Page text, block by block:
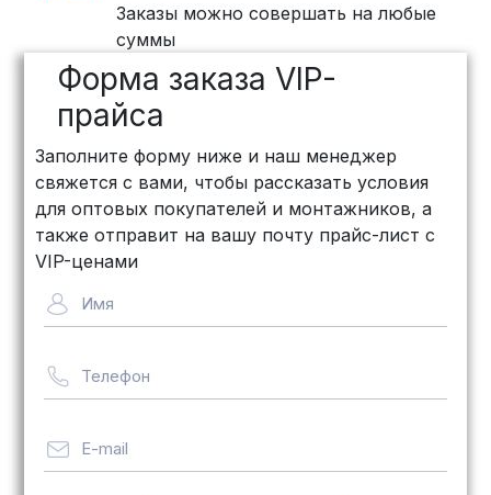
ПЭК: Сроки доставки — от 3 до 10
дней, стоимость рассчитывается
индивидуально (минимум
рублей
объемных заказов. Сроки — от 3
дней, стоимость — от500 рублей
Байкал Сервис: Идеально подходит
для крупногабаритных товаров.
рассчитывается индивидуально
Важно! Мы заботимся о том, чтобы
целости и сохранности, независимо
от их размера.
Заказы можно совершать на любые
суммы
Форма заказа VIP-
прайса
Заполните форму ниже и наш менеджер
свяжется с вами, чтобы рассказать условия
для оптовых покупателей и монтажников, а
также отправит на вашу почту прайс-лист с
VIP-ценами
Имя
Телефон
E-mail